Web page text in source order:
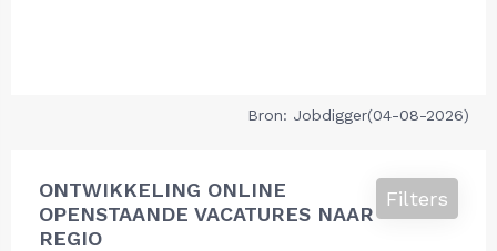
Bron: Jobdigger(04-08-2026)
ONTWIKKELING ONLINE
OPENSTAANDE VACATURES NAAR
REGIO
Filters